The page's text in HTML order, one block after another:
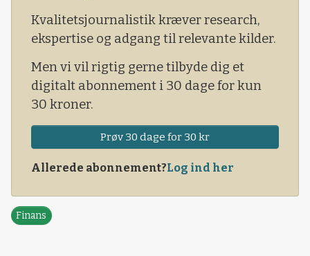
Kvalitetsjournalistik kræver research,
ekspertise og adgang til relevante kilder.
Men vi vil rigtig gerne tilbyde dig et
digitalt abonnement i 30 dage for kun
30 kroner.
Prøv 30 dage for 30 kr
Allerede abonnement?Log ind her
Finans